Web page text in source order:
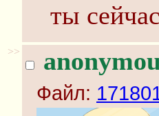
ты
>>
Файл: